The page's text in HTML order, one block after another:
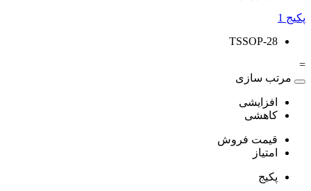
پکیج 1
TSSOP-28
=
مرتب سازی
افزایشی
کاهشی
قیمت فروش
امتیاز
پکیج